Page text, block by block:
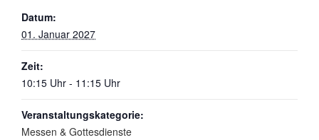
Datum:
01. Januar 2027
Zeit:
10:15 Uhr - 11:15 Uhr
Veranstaltungskategorie:
Messen & Gottesdienste